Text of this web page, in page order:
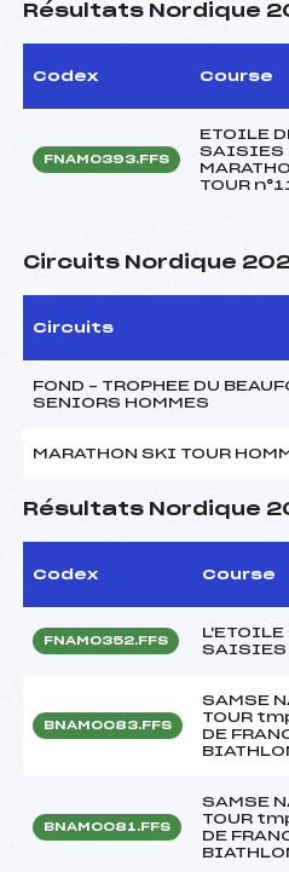
Résultats Nordique
Codex Course
FNAM0393.FFS
ETOILE
SAISIES
TOUR
Circuits Nordique
Circuits
FOND – TROPHEE DU
SENIORS HOMMES
MARATHON SKI TOUR
Résultats Nordique
Codex Course
FNAM0352.FFS
L'ETOILE
SAISIES
BNAM0083.FFS
SAMSE
TOUR
DE
BNAM0081.FFS
SAMSE
TOUR
DE